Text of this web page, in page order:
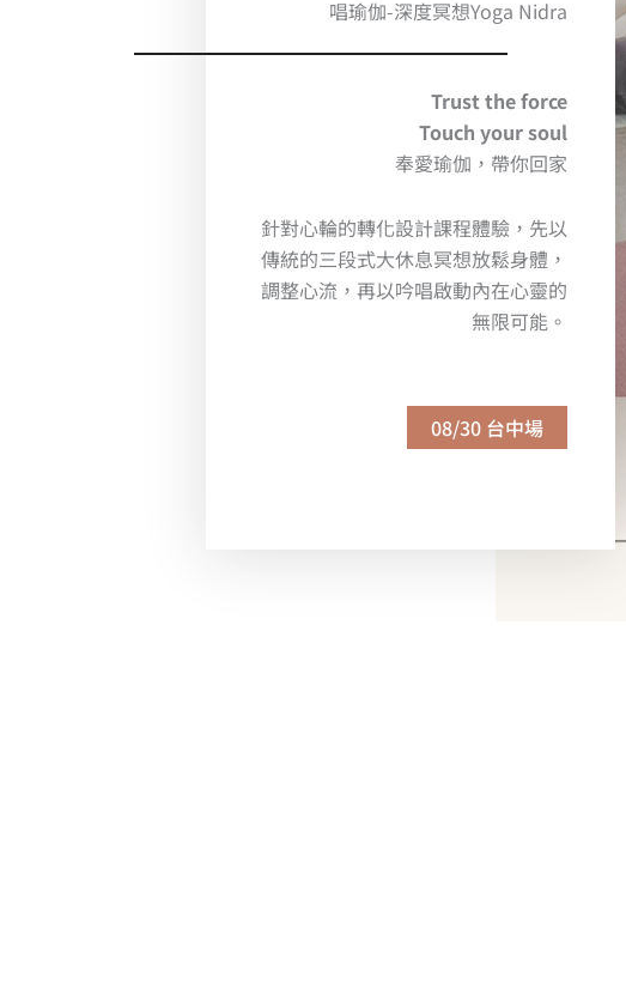
唱瑜伽-深度冥想Yoga Nidra
Trust the force
Touch your soul
奉愛瑜伽，帶你回家
針對心輪的轉化設計課程體驗，先以
傳統的三段式大休息冥想放鬆身體，
調整心流，再以吟唱啟動內在心靈的
無限可能。
08/30 台中場